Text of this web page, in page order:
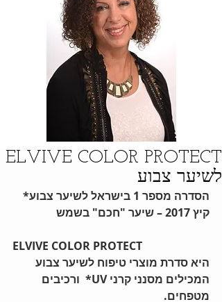
ELVIVE COLOR PROTECT
לשיער צבוע
הסדרה מספר 1 בישראל לשיער צבוע*
קיץ 2017 – שיער "חכם" בשמש
ELVIVE COLOR PROTECT
היא סדרת מוצרי טיפוח לשיער צבוע
המכילים מסנני קרני UV*  ורכיבים
מטפחים.